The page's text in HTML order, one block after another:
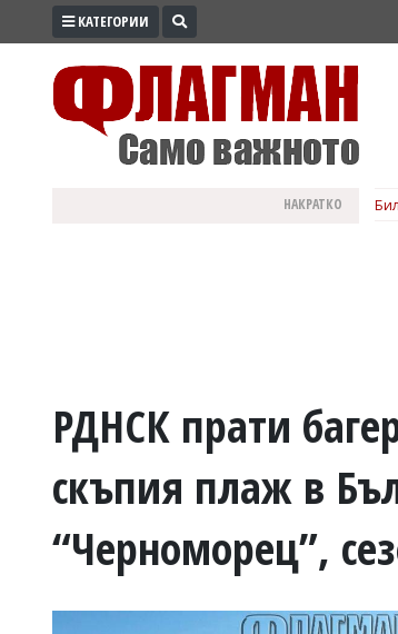
ПРОМО
ВОЙНАТА
УКРАЙНА
СПОРТ
РАЗСЛЕДВАНЕ
БИЗНЕС
КАТЕГОРИИ
НАКРАТКО
РДНСК прати
скъпия плаж в
“Черноморец”,